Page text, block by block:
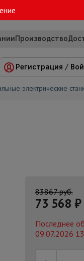
Производство
Регистрация /
электрические
83867 руб.
73 568 ₽
Последнее
09.07.2026